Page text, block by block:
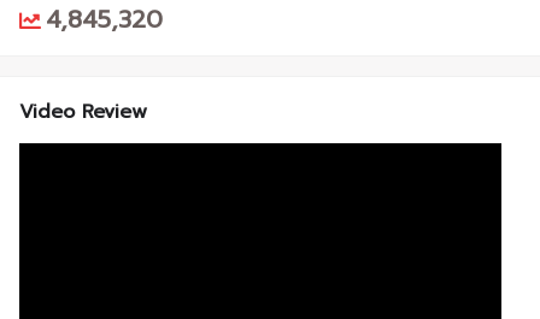
4,845,320
Video Review